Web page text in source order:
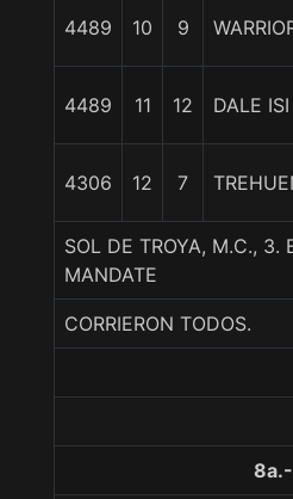
4489 10 9
4489 11 12 DALE ISI
4306 12 7
SOL DE TROYA, M.C., 3.
MANDATE
CORRIERON TODOS.